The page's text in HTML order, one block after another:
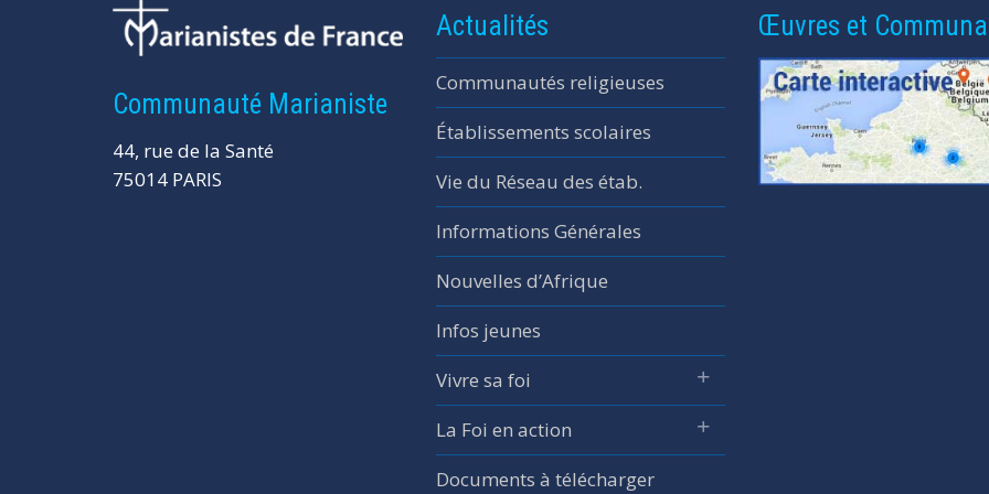
Communauté Marianiste
44, rue de la Santé
75014 PARIS
Actualités
Communautés religieuses
Établissements scolaires
Vie du Réseau des étab.
Informations Générales
Nouvelles d’Afrique
Infos jeunes
Vivre sa foi
La Foi en action
Documents à télécharger
Œuvres et